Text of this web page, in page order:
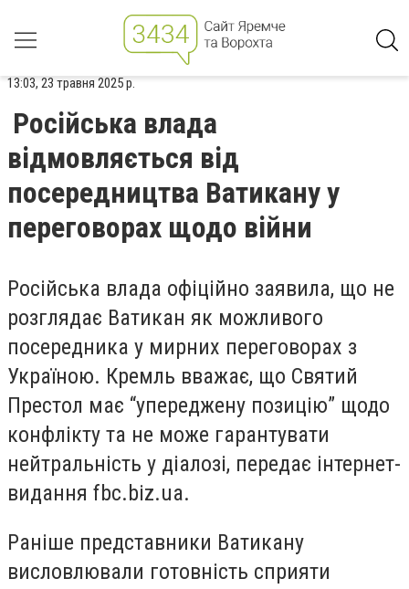
13:03, 23 травня 2025 р.
Російська влада
відмовляється від
посередництва Ватикану у
переговорах щодо війни
Російська влада офіційно заявила, що не
розглядає Ватикан як можливого
посередника у мирних переговорах з
Україною. Кремль вважає, що Святий
Престол має “упереджену позицію” щодо
конфлікту та не може гарантувати
нейтральність у діалозі, передає інтернет-
видання fbc.biz.ua.
Раніше представники Ватикану
висловлювали готовність сприяти